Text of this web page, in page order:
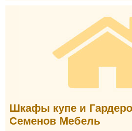
Шкафы купе и
Семенов Мебель